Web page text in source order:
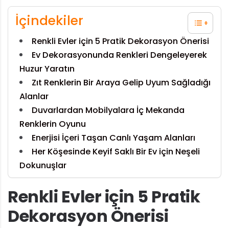
İçindekiler
Renkli Evler için 5 Pratik Dekorasyon Önerisi
Ev Dekorasyonunda Renkleri Dengeleyerek
Huzur Yaratın
Zıt Renklerin Bir Araya Gelip Uyum Sağladığı
Alanlar
Duvarlardan Mobilyalara İç Mekanda
Renklerin Oyunu
Enerjisi İçeri Taşan Canlı Yaşam Alanları
Her Köşesinde Keyif Saklı Bir Ev için Neşeli
Dokunuşlar
Renkli Evler için 5 Pratik
Dekorasyon Önerisi